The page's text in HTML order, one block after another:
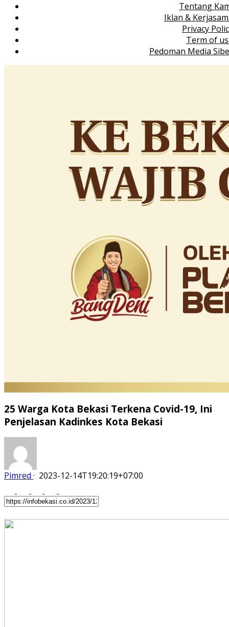
Tentang
Iklan &
Privacy
Term of
Pedoman Media
25 Warga Kota Bekasi Terkena Covid-19, Ini
Penjelasan Kadinkes Kota Bekasi
Pimred · 2023-12-14T19:20:19+07:00